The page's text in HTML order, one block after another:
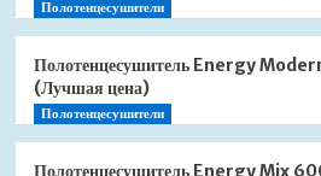
Полотенцесушители
Полотенцесушитель Energy
(Лучшая цена)
Полотенцесушители
Полотенцесушитель Energy Mix